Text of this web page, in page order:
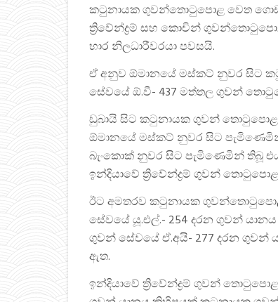
කටුනායක ගුවන්තොටුපොළ වෙත
ත්‍රිවේන්ද්‍රම් සහ කොචින්
භාර නිලධාරීවරයා පවසයි.
ඒ අනුව ඕමානයේ මස්කට් නුවර සිට
සේවයේ ඕ.වී- 437 මත්තල ගුවන්
ඩුබායි සිට කටුනායක ගුවන් තොටුපොළ
ඕමානයේ මස්කට් නුවර සිට
බැංකොක් නුවර සිට පැමිණෙමින් තිබූ
ඉන්දියාවේ ත්‍රිවේන්ද්‍රම් ගුවන්
ඊට අමතරව කටුනායක
සේවයේ යූ.එල්.- 254 දරන ගුවන්
ගුවන් සේවයේ ඒ.අයි- 277 දරන
ඇත.
ඉන්දියාවේ ත්‍රිවේන්ද්‍රම් ගුවන්